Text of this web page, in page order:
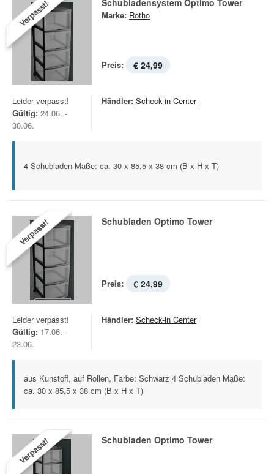
Verpasst! Schubladensystem Optimo Tower
Marke: Rotho
Preis: € 24,99
Leider verpasst!
Gültig: 24.06. -
30.06.
Händler: Scheck-in Center
4 Schubladen Maße: ca. 30 x 85,5 x 38 cm (B x H x T)
Verpasst! Schubladen Optimo Tower
Preis: € 24,99
Leider verpasst!
Gültig: 17.06. -
23.06.
Händler: Scheck-in Center
aus Kunstoff, auf Rollen, Farbe: Schwarz 4 Schubladen Maße:
ca. 30 x 85,5 x 38 cm (B x H x T)
Verpasst! Schubladen Optimo Tower